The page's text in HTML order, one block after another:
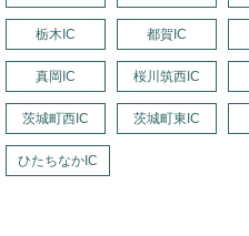
栃木IC 都賀IC
真岡IC 桜川筑西IC
茨城町西IC 茨城町東IC
ひたちなかIC